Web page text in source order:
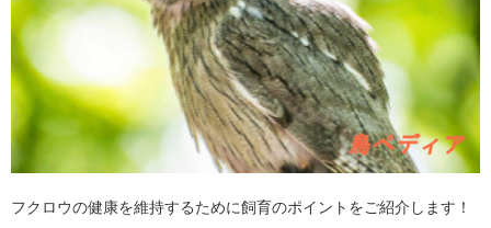
フクロウの健康を維持するために飼育のポイントをご紹介します！